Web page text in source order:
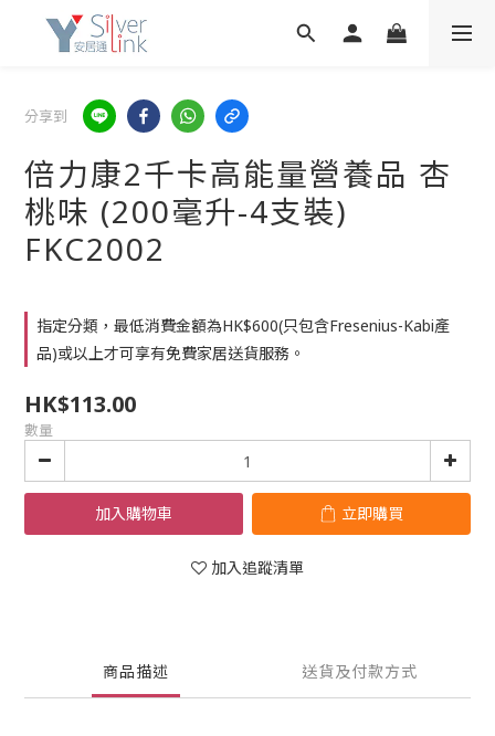
分享到
倍力康2千卡高能量營養品 杏
桃味 (200毫升-4支裝)
FKC2002
指定分類，最低消費金額為HK$600(只包含Fresenius-Kabi產
品)或以上才可享有免費家居送貨服務。
HK$113.00
數量
加入購物車 立即購買
加入追蹤清單
商品描述 送貨及付款方式